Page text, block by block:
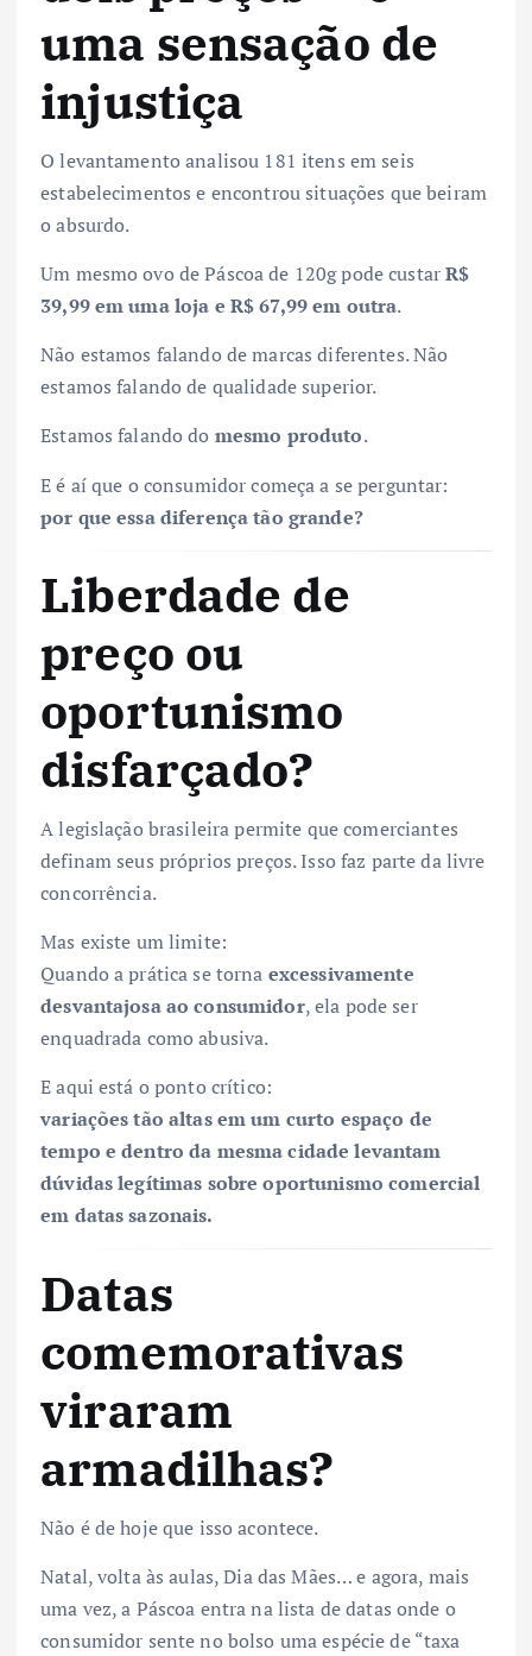
uma sensação de
injustiça
O levantamento analisou 181 itens em seis
estabelecimentos e encontrou situações que beiram
o absurdo.
Um mesmo ovo de Páscoa de 120g pode custarR$
39,99 em uma loja e R$ 67,99 em outra.
Não estamos falando de marcas diferentes. Não
estamos falando de qualidade superior.
Estamos falando do mesmo produto.
E é aí que o consumidor começa a se perguntar:
por que essa diferença tão grande?
Liberdade de
preço ou
oportunismo
disfarçado?
A legislação brasileira permite que comerciantes
definam seus próprios preços. Isso faz parte da livre
concorrência.
Mas existe um limite:
Quando a prática se torna excessivamente
desvantajosa ao consumidor, ela pode ser
enquadrada como abusiva.
E aqui está o ponto crítico:
variações tão altas em um curto espaço de
tempo e dentro da mesma cidade levantam
dúvidas legítimas sobre oportunismo comercial
em datas sazonais.
Datas
comemorativas
viraram
armadilhas?
Não é de hoje que isso acontece.
Natal, volta às aulas, Dia das Mães… e agora, mais
uma vez, a Páscoa entra na lista de datas onde o
consumidor sente no bolso uma espécie de “taxa